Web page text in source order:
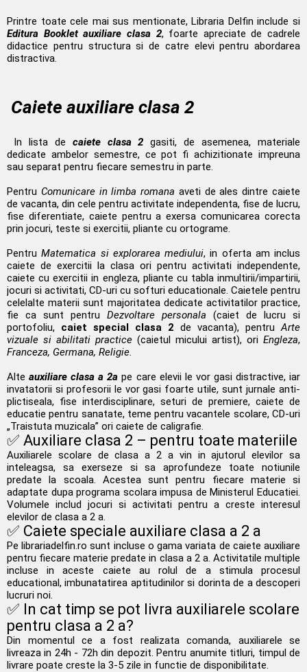
Printre toate cele mai sus mentionate, Libraria Delfin include si
Editura Booklet auxiliare clasa 2, foarte apreciate de cadrele
didactice pentru structura si de catre elevi pentru abordarea
distractiva.
Caiete auxiliare clasa 2
In lista de caiete clasa 2 gasiti, de asemenea, materiale
dedicate ambelor semestre, ce pot fi achizitionate impreuna
sau separat pentru fiecare semestru in parte.
Pentru Comunicare in limba romana aveti de ales dintre caiete
de vacanta, din cele pentru activitate independenta, fise de lucru,
fise diferentiate, caiete pentru a exersa comunicarea corecta
prin jocuri, teste si exercitii, pliante cu ortograme.
PentruMatematica si explorarea mediului, in oferta am inclus
caiete de exercitii la clasa ori pentru activitati independente,
caiete cu exercitii in engleza, pliante cu tabla inmultirii/impartirii,
jocuri si activitati, CD-uri cu softuri educationale. Caietele pentru
celelalte materii sunt majoritatea dedicate activitatilor practice,
fie ca sunt pentru Dezvoltare personala (caiet de lucru si
portofoliu, caiet special clasa 2 de vacanta), pentru Arte
vizuale si abilitati practice (caietul micului artist), ori Engleza,
Franceza, Germana, Religie.
Alteauxiliare clasa a 2ape care elevii le vor gasi distractive, iar
invatatorii si profesorii le vor gasi foarte utile, sunt jurnale anti-
plictiseala, fise interdisciplinare, seturi de premiere, caiete de
educatie pentru sanatate, teme pentru vacantele scolare, CD-uri
„Traistuta muzicala” ori caiete de caligrafie.
✅ Auxiliare clasa 2 – pentru toate materiile
Auxiliarele scolare de clasa a 2 a vin in ajutorul elevilor sa
inteleagsa, sa exerseze si sa aprofundeze toate notiunile
predate la scoala. Acestea sunt pentru fiecare materie si
adaptate dupa programa scolara impusa de Ministerul Educatiei.
Volumele includ jocuri si activitati pentru a creste interesul
elevilor de clasa a 2 a.
✅ Caiete speciale auxiliare clasa a 2 a
Pe librariadelfin.ro sunt incluse o gama variata de caiete auxiliare
pentru fiecare materie predate in clasa a 2 a. Activitatile multiple
incluse in aceste caiete au rolul de a stimula procesul
educational, imbunatatirea aptitudinilor si dorinta de a descoperi
lucruri noi.
✅ In cat timp se pot livra auxiliarele scolare
pentru clasa a 2 a?
Din momentul ce a fost realizata comanda, auxiliarele se
livreaza in 24h - 72h din depozit. Pentru anumite titluri, timpul de
livrare poate creste la 3-5 zile in functie de disponibilitate.